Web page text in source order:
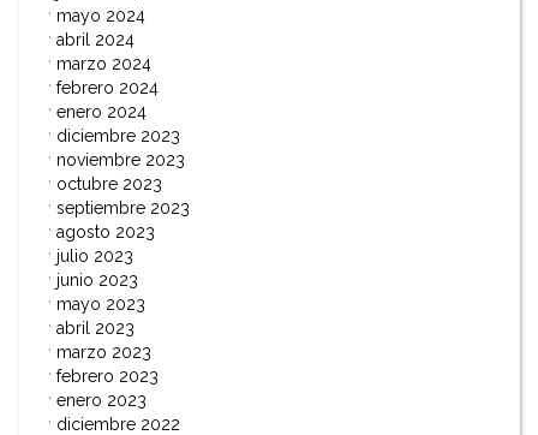
mayo 2024
abril 2024
marzo 2024
febrero 2024
enero 2024
diciembre 2023
noviembre 2023
octubre 2023
septiembre 2023
agosto 2023
julio 2023
junio 2023
mayo 2023
abril 2023
marzo 2023
febrero 2023
enero 2023
diciembre 2022